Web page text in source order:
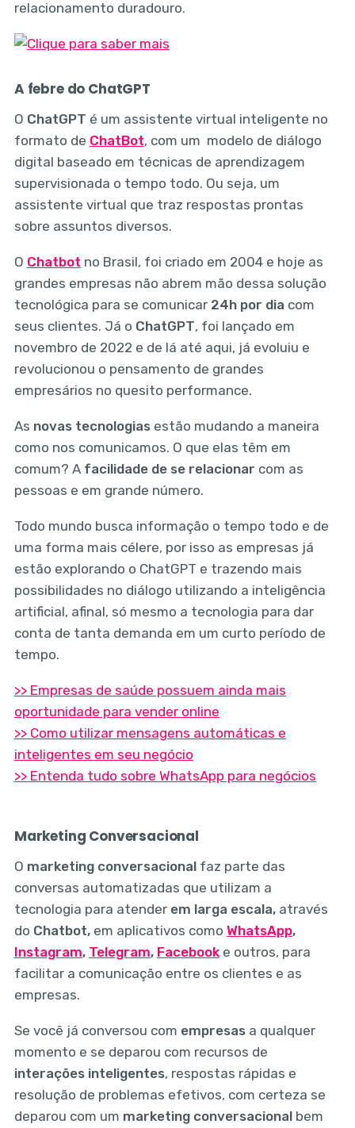
relacionamento duradouro.
A febre do ChatGPT
O ChatGPT é um assistente virtual inteligente no
formato de ChatBot, com um modelo de diálogo
digital baseado em técnicas de aprendizagem
supervisionada o tempo todo. Ou seja, um
assistente virtual que traz respostas prontas
sobre assuntos diversos.
O Chatbot no Brasil, foi criado em 2004 e hoje as
grandes empresas não abrem mão dessa solução
tecnológica para se comunicar24h por dia com
seus clientes. Já o ChatGPT, foi lançado em
novembro de 2022 e de lá até aqui, já evoluiu e
revolucionou o pensamento de grandes
empresários no quesito performance.
As novas tecnologiasestão mudando a maneira
como nos comunicamos. O que elas têm em
comum? A facilidade de se relacionar com as
pessoas e em grande número.
Todo mundo busca informação o tempo todo e de
uma forma mais célere, por isso as empresas já
estão explorando o ChatGPT e trazendo mais
possibilidades no diálogo utilizando a inteligência
artificial, afinal, só mesmo a tecnologia para dar
conta de tanta demanda em um curto período de
tempo.
>> Empresas de saúde possuem ainda mais
oportunidade para vender online
>> Como utilizar mensagens automáticas e
inteligentes em seu negócio
>> Entenda tudo sobre WhatsApp para negócios
Marketing Conversacional
O marketing conversacionalfaz parte das
conversas automatizadas que utilizam a
tecnologia para atender em larga escala,através
do Chatbot,em aplicativos como WhatsApp,
Instagram, Telegram, Facebooke outros, para
facilitar a comunicação entre os clientes e as
empresas.
Se você já conversou com empresasa qualquer
momento e se deparou com recursos de
interações inteligentes, respostas rápidas e
resolução de problemas efetivos, com certeza se
deparou com um marketing conversacionalbem